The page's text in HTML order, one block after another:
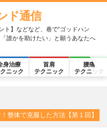
ド通信
ト】などなど、巷で“ゴッドハン
誰かを助けたい」と願うあなたへ
身治療
ニック
首肩
テクニック
腰痛
テクニック
整体で克服した方法【第１回】